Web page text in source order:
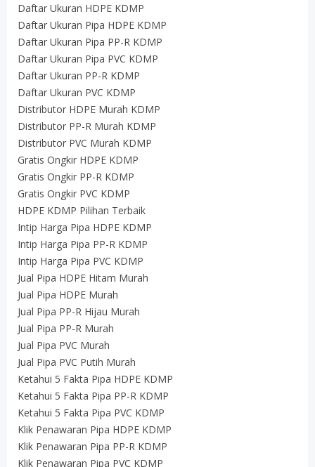
Daftar Ukuran HDPE KDMP
Daftar Ukuran Pipa HDPE KDMP
Daftar Ukuran Pipa PP-R KDMP
Daftar Ukuran Pipa PVC KDMP
Daftar Ukuran PP-R KDMP
Daftar Ukuran PVC KDMP
Distributor HDPE Murah KDMP
Distributor PP-R Murah KDMP
Distributor PVC Murah KDMP
Gratis Ongkir HDPE KDMP
Gratis Ongkir PP-R KDMP
Gratis Ongkir PVC KDMP
HDPE KDMP Pilihan Terbaik
Intip Harga Pipa HDPE KDMP
Intip Harga Pipa PP-R KDMP
Intip Harga Pipa PVC KDMP
Jual Pipa HDPE Hitam Murah
Jual Pipa HDPE Murah
Jual Pipa PP-R Hijau Murah
Jual Pipa PP-R Murah
Jual Pipa PVC Murah
Jual Pipa PVC Putih Murah
Ketahui 5 Fakta Pipa HDPE KDMP
Ketahui 5 Fakta Pipa PP-R KDMP
Ketahui 5 Fakta Pipa PVC KDMP
Klik Penawaran Pipa HDPE KDMP
Klik Penawaran Pipa PP-R KDMP
Klik Penawaran Pipa PVC KDMP